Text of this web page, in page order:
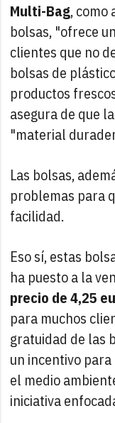
Multi-Bag, como
bolsas, "ofrece
clientes que no
bolsas de
productos
asegura de que
"material
Las bolsas,
problemas para
facilidad.
Eso sí, estas
ha puesto a la
precio de 4,25
para muchos
gratuidad de las
un incentivo
el medio
iniciativa